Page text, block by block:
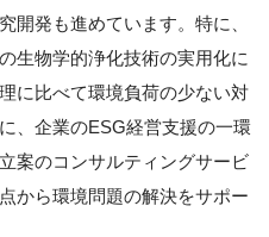
開発も進めています。特に、
生物学的浄化技術の実用化に
に比べて環境負荷の少ない対
、企業のESG経営支援の一環
案のコンサルティングサービ
から環境問題の解決をサポー